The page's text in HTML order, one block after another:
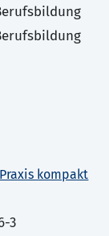
kompakt
3